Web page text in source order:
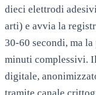
dieci elettrodi
arti) e avvia la
30-60 secondi, ma
minuti complessivi.
digitale,
tramite canale